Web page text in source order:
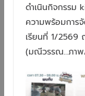
ดำเนินกิจกรรม
ความพร้อมการ
เรียนที่ 1/2569
(มณีวรรณ…ภาพ